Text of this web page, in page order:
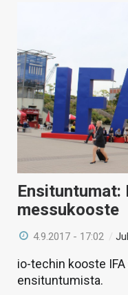
Ensituntumat:
messukooste
4.9.2017 - 17:02 /
io-techin kooste
ensituntumista.